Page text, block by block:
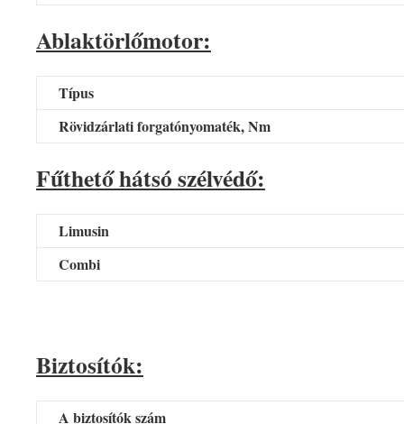
Ablaktörlőmotor:
Típus
Rövidzárlati forgatónyomaték, Nm
Fűthető hátsó szélvédő:
Limusin
Combi
Biztosítók:
A biztosítók szám